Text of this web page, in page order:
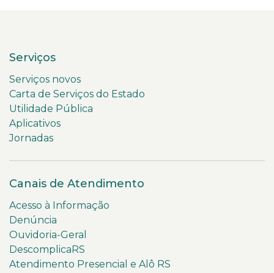
Serviços
Serviços novos
Carta de Serviços do Estado
Utilidade Pública
Aplicativos
Jornadas
Canais de Atendimento
Acesso à Informação
Denúncia
Ouvidoria-Geral
DescomplicaRS
Atendimento Presencial e Alô RS